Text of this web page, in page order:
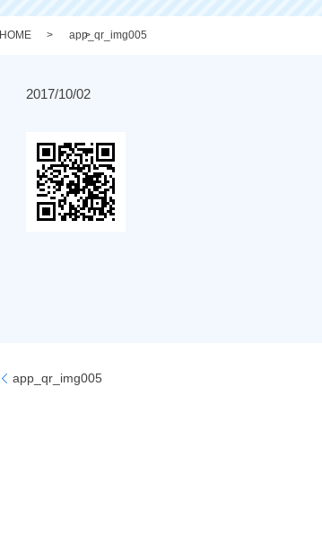
HOME app_qr_img005
2017/10/02
app_qr_img005